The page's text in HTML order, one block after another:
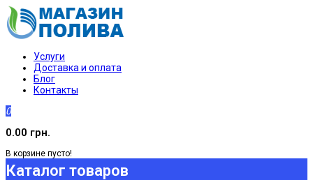
Услуги
Доставка и оплата
Блог
Контакты
0
0.00 грн.
В корзине пусто!
Каталог товаров